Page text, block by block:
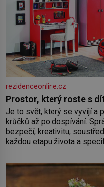
rezidenceonline.cz
Prostor, který roste s
Je to svět, který se vyvíjí a
krůčků až po dospívání.
bezpečí, kreativitu,
každou etapu života a
by pokoj miminka měl